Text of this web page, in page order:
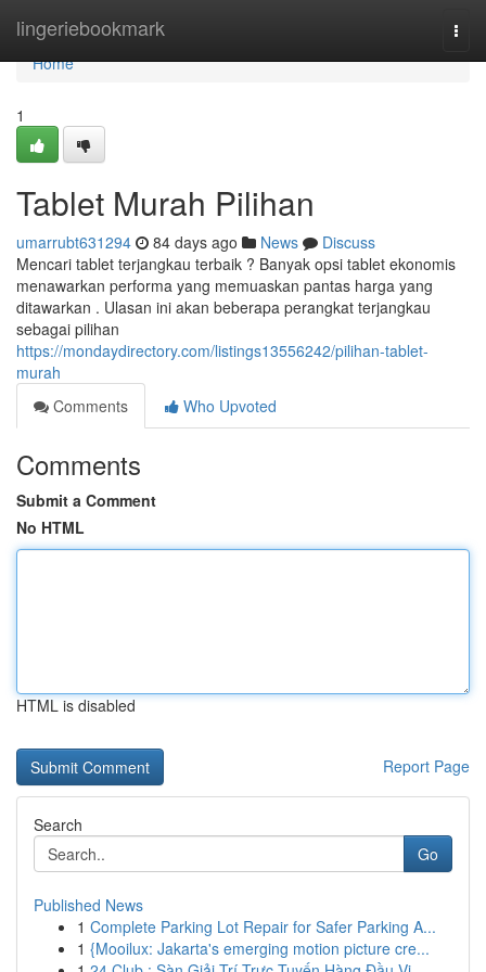
lingeriebookmark
Home
Home
1
Tablet Murah Pilihan
umarrubt631294 84 days ago News
Discuss
Mencari tablet terjangkau terbaik ? Banyak opsi tablet ekonomis
menawarkan performa yang memuaskan pantas harga yang
ditawarkan . Ulasan ini akan beberapa perangkat terjangkau
sebagai pilihan
https://mondaydirectory.com/listings13556242/pilihan-tablet-
murah
Comments
Who Upvoted
Comments
Submit a Comment
No HTML
HTML is disabled
Report Page
Search
Go
Published News
1 Complete Parking Lot Repair for Safer Parking A...
1 {Mooilux: Jakarta's emerging motion picture cre...